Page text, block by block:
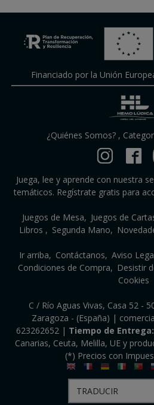
Financiado por la Unión
¿Quiénes Somos?,
Juega, lee y aprende con nuestra
temáticos. Regístrate gratis para
Juegos de Mesa Juegos de
Libros
Segunda Mano
Ir arriba Contáctanos Aviso
Condiciones de Compra
Desistir
Cookies
C / Río Aguas Vivas, Casa 52 -
Zaragoza - (España) |
623262652 | Tiempo de Entrega:
Canarias, Ceuta, Melilla, UE y
(*) Precios con